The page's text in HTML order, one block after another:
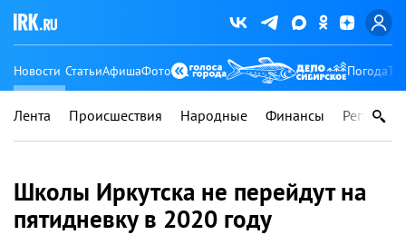
Новости СтатьиАфишаФото Погода
Лента Происшествия Народные Финансы Регионы
Школы Иркутска не перейдут на
пятидневку в 2020 году